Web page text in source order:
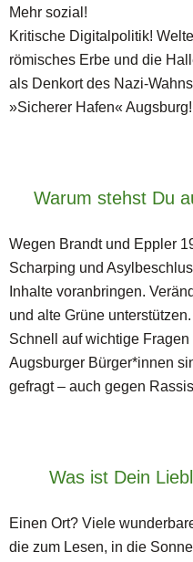
Mehr sozial!
Kritische Digitalpolitik!
römisches Erbe und die
als Denkort des Nazi-
»Sicherer Hafen« Augsburg!
Warum stehst Du
Wegen Brandt und Eppler
Scharping und
Inhalte voranbringen.
und alte Grüne unterstützen.
Schnell auf wichtige
Augsburger Bürger*innen
gefragt – auch gegen
Was ist Dein
Einen Ort? Viele
die zum Lesen, in die Sonne